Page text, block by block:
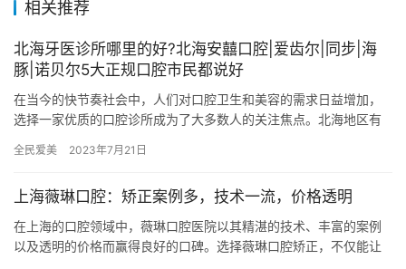
相关推荐
北海牙医诊所哪里的好?北海安囍口腔|爱齿尔|同步|海
豚|诺贝尔5大正规口腔市民都说好
在当今的快节奏社会中，人们对口腔卫生和美容的需求日益增加，
选择一家优质的口腔诊所成为了大多数人的关注焦点。北海地区有
部、北海…
全民爱美 2023年7月21日
上海薇琳口腔：矫正案例多，技术一流，价格透明
在上海的口腔领域中，薇琳口腔医院以其精湛的技术、丰富的案例
以及透明的价格而赢得良好的口碑。选择薇琳口腔矫正，不仅能让